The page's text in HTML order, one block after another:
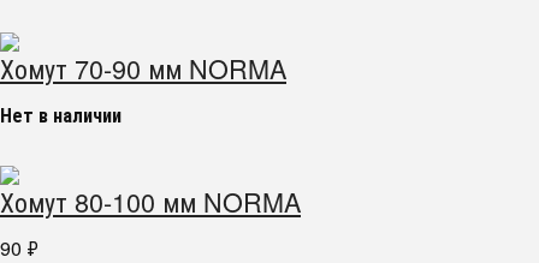
Хомут 70-90 мм NORMA
Нет в наличии
Хомут 80-100 мм NORMA
90 ₽